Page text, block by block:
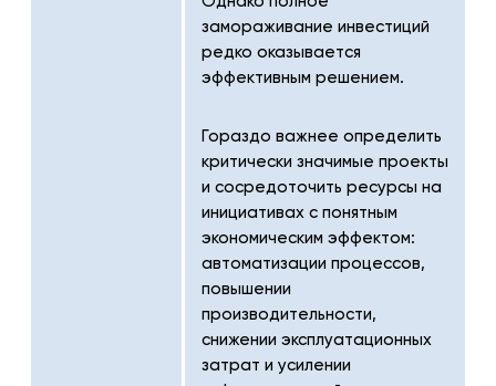
замораживание инвестиций
редко оказывается
эффективным решением.
Гораздо важнее определить
критически значимые проекты
и сосредоточить ресурсы на
инициативах с понятным
экономическим эффектом:
автоматизации процессов,
повышении
производительности,
снижении эксплуатационных
затрат и усилении